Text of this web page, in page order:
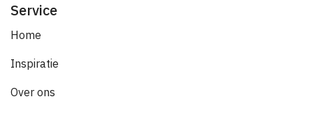
Service
Home
Inspiratie
Over ons